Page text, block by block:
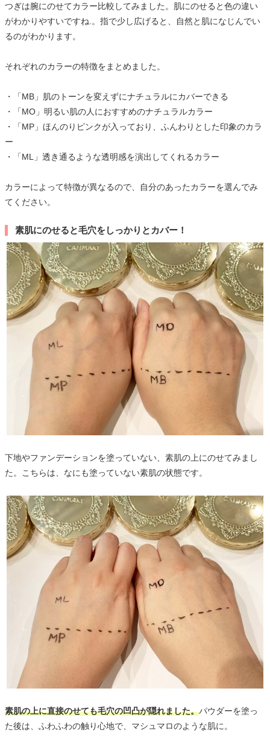
つぎは腕にのせてカラー比較してみました。肌にのせると色の違い
がわかりやすいですね.。指で少し広げると、自然と肌になじんでい
るのがわかります。
それぞれのカラーの特徴をまとめました。
・「MB」肌のトーンを変えずにナチュラルにカバーできる
・「MO」明るい肌の人におすすめのナチュラルカラー
・「MP」ほんのりピンクが入っており、ふんわりとした印象のカラ
ー
・「ML」透き通るような透明感を演出してくれるカラー
カラーによって特徴が異なるので、自分のあったカラーを選んでみ
てください。
素肌にのせると毛穴をしっかりとカバー！
下地やファンデーションを塗っていない、素肌の上にのせてみまし
た。こちらは、なにも塗っていない素肌の状態です。
素肌の上に直接のせても毛穴の凹凸が隠れました。パウダーを塗っ
た後は、ふわふわの触り心地で、マシュマロのような肌に。